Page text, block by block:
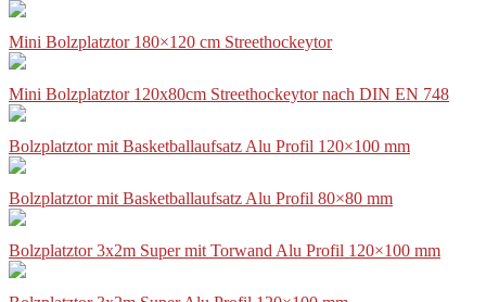
Mini Bolzplatztor 180×120 cm Streethockeytor
Mini Bolzplatztor 120x80cm Streethockeytor nach DIN EN 748
Bolzplatztor mit Basketballaufsatz Alu Profil 120×100 mm
Bolzplatztor mit Basketballaufsatz Alu Profil 80×80 mm
Bolzplatztor 3x2m Super mit Torwand Alu Profil 120×100 mm